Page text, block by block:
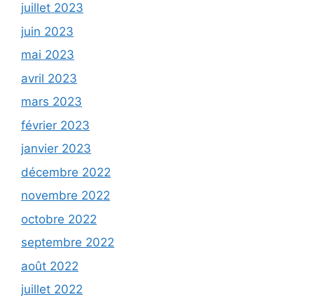
juillet 2023
juin 2023
mai 2023
avril 2023
mars 2023
février 2023
janvier 2023
décembre 2022
novembre 2022
octobre 2022
septembre 2022
août 2022
juillet 2022